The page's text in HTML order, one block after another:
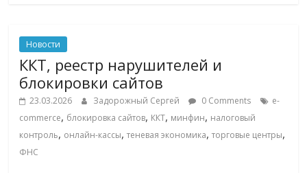
онлайн-
торговле,
сервисах
для
Commerce,
ритейле,
логистике,
Новости
ККТ, реестр нарушителей и
блокировки сайтов
23.03.2026 Задорожный Сергей 0 Comments
e-
commerce, блокировка сайтов, ККТ, минфин, налоговый
контроль, онлайн-кассы,теневая экономика,торговые центры,
ФНС